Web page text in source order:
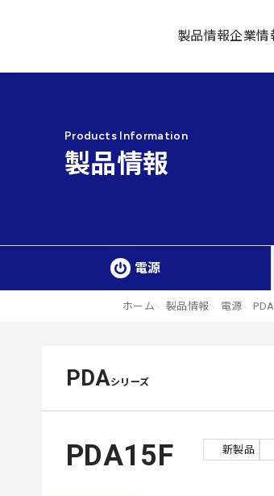
製品情報企業情
Products Information
製品情報
電源
ホーム 製品情報 電源
PDAシリーズ
PDA15F 新製品